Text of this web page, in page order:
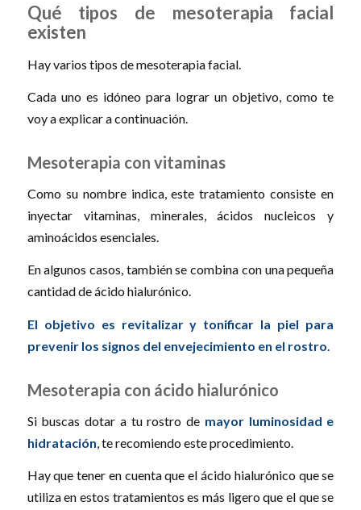
Qué tipos de mesoterapia facial
existen
Hay varios tipos de mesoterapia facial.
Cada uno es idóneo para lograr un objetivo, como te
voy a explicar a continuación.
Mesoterapia con vitaminas
Como su nombre indica, este tratamiento consiste en
inyectar vitaminas, minerales, ácidos nucleicos y
aminoácidos esenciales.
En algunos casos, también se combina con una pequeña
cantidad de ácido hialurónico.
El objetivo es revitalizar y tonificar la piel para
prevenir los signos del envejecimiento en el rostro.
Mesoterapia con ácido hialurónico
Si buscas dotar a tu rostro de mayor luminosidad e
hidratación , te recomiendo este procedimiento.
Hay que tener en cuenta que el ácido hialurónico que se
utiliza en estos tratamientos es más ligero que el que se